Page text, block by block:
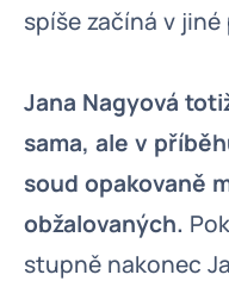
spíše začíná v
Jana Nagyová
sama, ale v
soud opakovaně
obžalovaných.
stupně nakonec